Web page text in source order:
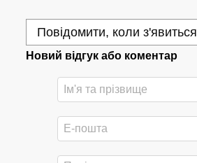
Повідомити, коли з'явиться
Новий відгук або коментар